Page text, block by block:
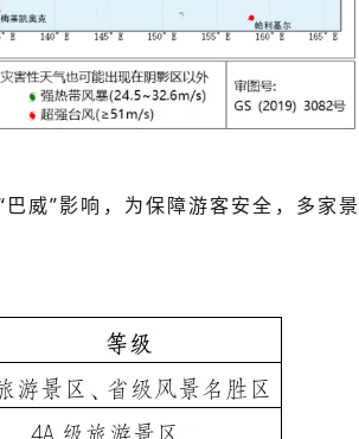
威”影响，为保障游客安全， 多家景